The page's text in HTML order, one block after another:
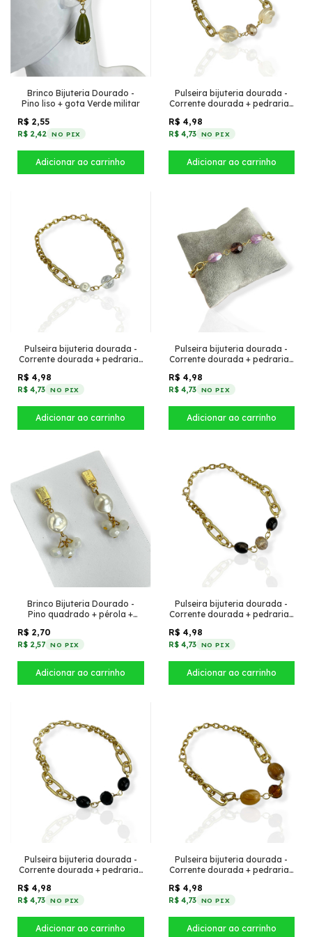
Brinco Bijuteria Dourado -
Pino liso + gota Verde militar
R$ 2,55
R$ 2,42 NO PIX
Pulseira bijuteria dourada -
Corrente dourada + pedrarias
R$ 4,98
R$ 4,73 NO PIX
Pulseira bijuteria dourada -
Corrente dourada + pedrarias
R$ 4,98
R$ 4,73 NO PIX
Pulseira bijuteria dourada -
Corrente dourada + pedrarias
R$ 4,98
R$ 4,73 NO PIX
Brinco Bijuteria Dourado -
Pino quadrado + pérola +
R$ 2,70
R$ 2,57 NO PIX
Pulseira bijuteria dourada -
Corrente dourada + pedrarias
R$ 4,98
R$ 4,73 NO PIX
Pulseira bijuteria dourada -
Corrente dourada + pedrarias
R$ 4,98
R$ 4,73 NO PIX
Pulseira bijuteria dourada -
Corrente dourada + pedrarias
R$ 4,98
R$ 4,73 NO PIX